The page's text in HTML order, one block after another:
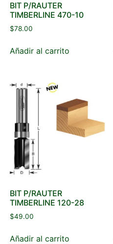
BIT P/RAUTER
TIMBERLINE 470-10
$78.00
Añadir al carrito
BIT P/RAUTER
TIMBERLINE 120-28
$49.00
Añadir al carrito